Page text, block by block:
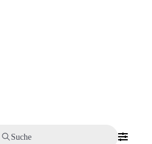
Suche